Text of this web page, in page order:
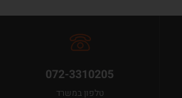
072-3310205
טלפון במשרד